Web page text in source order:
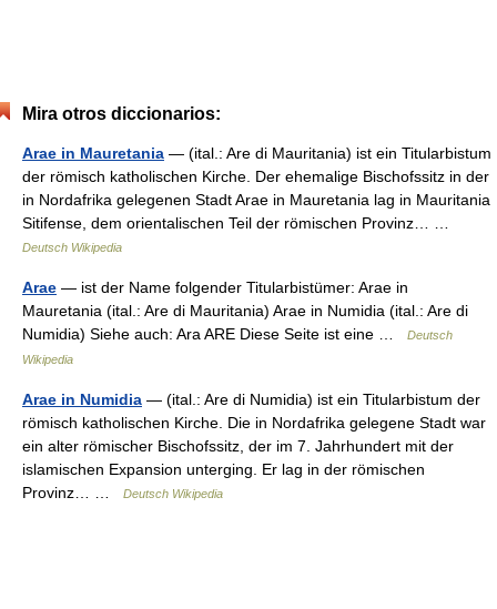
Mira otros diccionarios:
Arae in Mauretania — (ital.: Are di Mauritania) ist ein Titularbistum
der römisch katholischen Kirche. Der ehemalige Bischofssitz in der
in Nordafrika gelegenen Stadt Arae in Mauretania lag in Mauritania
Sitifense, dem orientalischen Teil der römischen Provinz… …
Deutsch Wikipedia
Arae — ist der Name folgender Titularbistümer: Arae in
Mauretania (ital.: Are di Mauritania) Arae in Numidia (ital.: Are di
Numidia) Siehe auch: Ara ARE Diese Seite ist eine …
Deutsch
Wikipedia
Arae in Numidia — (ital.: Are di Numidia) ist ein Titularbistum der
römisch katholischen Kirche. Die in Nordafrika gelegene Stadt war
ein alter römischer Bischofssitz, der im 7. Jahrhundert mit der
islamischen Expansion unterging. Er lag in der römischen
Provinz… …
Deutsch Wikipedia